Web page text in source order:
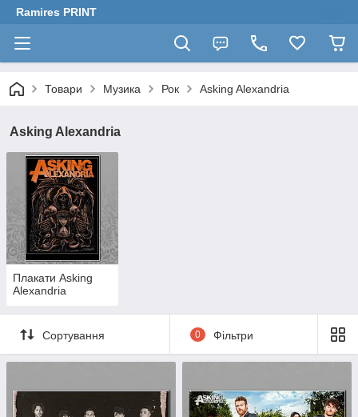
Ramires PRINT
Товари Музика Рок Asking Alexandria
Asking Alexandria
Плакати Asking
Alexandria
Сортування 0 Фільтри